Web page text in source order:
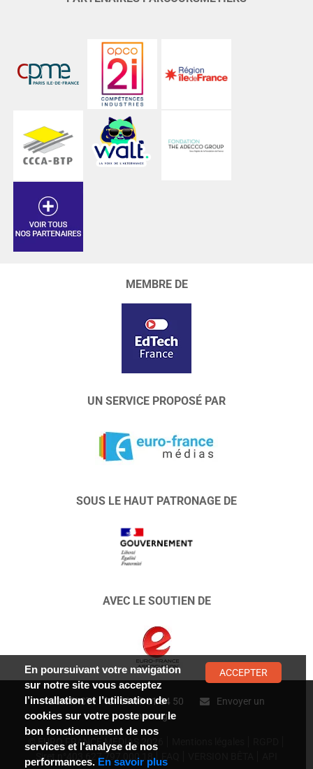
MEMBRE DE
UN SERVICE PROPOSÉ PAR
SOUS LE HAUT PATRONAGE DE
AVEC LE SOUTIEN DE
CONTACT : 01 47 01 34 50
Envoyer un
message
© EURO FRANCE MÉDIAS 2026
Siret n°403 627 797 000 18
En poursuivant votre navigation
sur notre site vous acceptez
l’installation et l’utilisation de
cookies sur votre poste pour le
bon fonctionnement de nos
services et l'analyse de nos
performances. En savoir plus
ACCEPTER